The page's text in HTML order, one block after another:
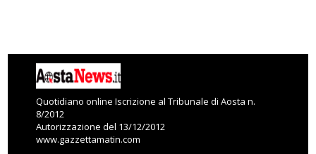
Quotidiano online Iscrizione al Tribunale di Aosta n.
8/2012
Autorizzazione del 13/12/2012
www.gazzettamatin.com